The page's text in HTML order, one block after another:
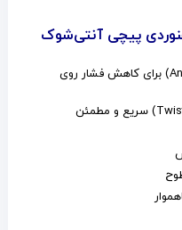
پیچی آنتی‌شوک
سیستم ضد ضربه (Antishock) برای کاهش فشار روی